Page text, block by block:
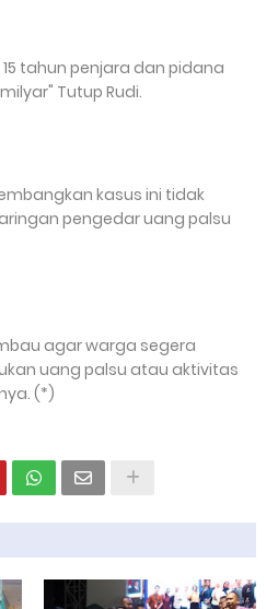
tahun penjara dan pidana
Tutup Rudi.
kasus ini tidak
pengedar uang palsu
agar warga segera
uang palsu atau aktivitas
(*)